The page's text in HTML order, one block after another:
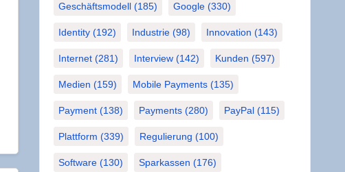
Geschäftsmodell (185) Google (330)
Identity (192) Industrie (98) Innovation (143)
Internet (281) Interview (142) Kunden (597)
Medien (159) Mobile Payments (135)
Payment (138) Payments (280) PayPal (115)
Plattform (339) Regulierung (100)
Software (130) Sparkassen (176)